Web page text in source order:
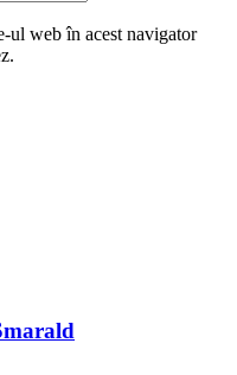
ul web în acest navigator